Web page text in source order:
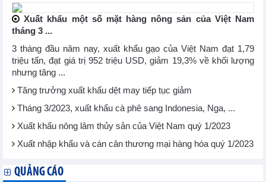
Xuất khẩu một số mặt hàng nông sản của Việt Nam
tháng 3 ...
3 tháng đầu năm nay, xuất khẩu gạo của Việt Nam đạt 1,79
triệu tấn, đạt giá trị 952 triệu USD, giảm 19,3% về khối lượng
nhưng tăng ...
Tăng trưởng xuất khẩu dệt may tiếp tục giảm
Tháng 3/2023, xuất khẩu cà phê sang Indonesia, Nga, ...
Xuất khẩu nông lâm thủy sản của Việt Nam quý 1/2023
Xuất nhập khẩu và cán cân thương mại hàng hóa quý 1/2023
QUẢNG CÁO